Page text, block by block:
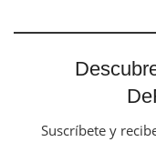
Suscríbete y